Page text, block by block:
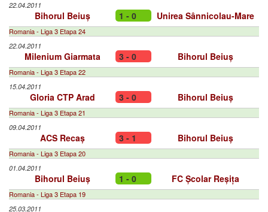
22.04.2011
Bihorul Beiuș 1 - 0 Unirea Sânnicolau-Mare
Romania - Liga 3 Etapa 24
22.04.2011
Milenium Giarmata 3 - 0 Bihorul Beiuș
Romania - Liga 3 Etapa 22
15.04.2011
Gloria CTP Arad 3 - 0 Bihorul Beiuș
Romania - Liga 3 Etapa 21
09.04.2011
ACS Recaș 3 - 1 Bihorul Beiuș
Romania - Liga 3 Etapa 20
01.04.2011
Bihorul Beiuș 1 - 0 FC Școlar Reșița
Romania - Liga 3 Etapa 19
25.03.2011